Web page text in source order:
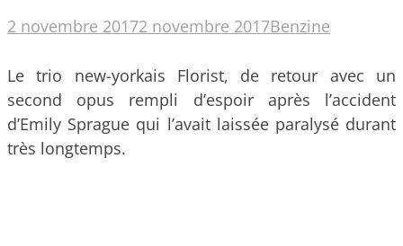
2 novembre 20172 novembre 2017Benzine
Le trio new-yorkais Florist, de retour avec un
second opus rempli d’espoir après l’accident
d’Emily Sprague qui l’avait laissée paralysé durant
très longtemps.